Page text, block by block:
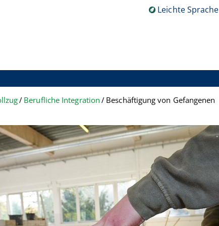
Leichte Sprache
Berufliche Integration Beschäftigung von Gefangenen